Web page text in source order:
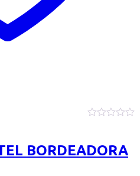
5
BORDEADORA